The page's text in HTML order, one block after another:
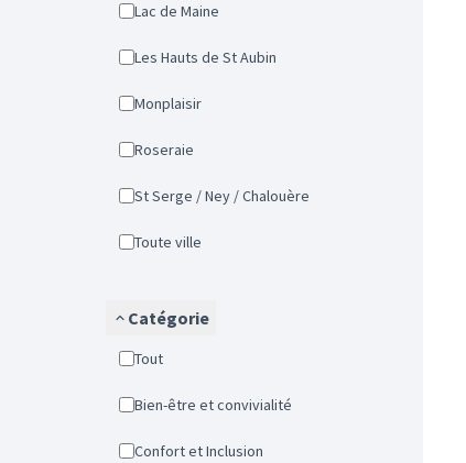
Lac de Maine
Les Hauts de St Aubin
Monplaisir
Roseraie
St Serge / Ney / Chalouère
Toute ville
Catégorie
Tout
Bien-être et convivialité
Confort et Inclusion